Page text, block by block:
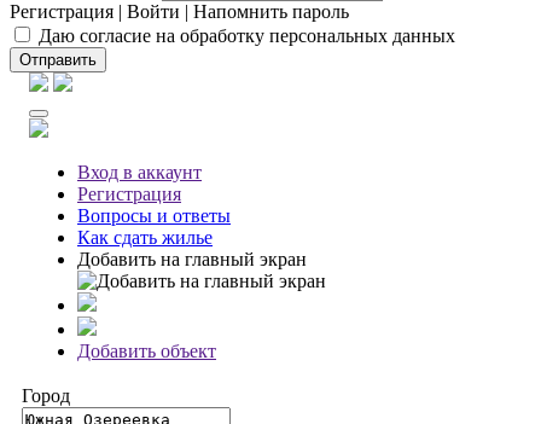
Регистрация | Войти | Напомнить пароль
Даю согласие на обработку персональных данных
Отправить
Вход в аккаунт
Регистрация
Вопросы и ответы
Как сдать жилье
Добавить на главный экран
Добавить объект
Город